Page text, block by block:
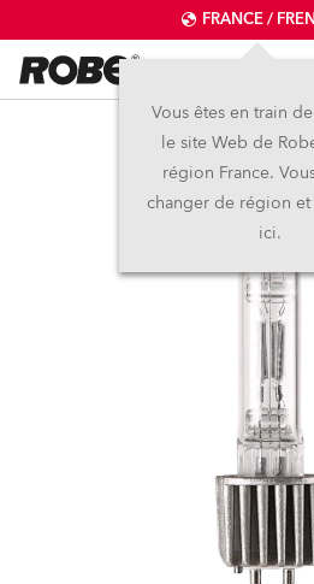
FRANCE /
Vous êtes en train
le site Web de
région France.
changer de région
ici.
Lamp